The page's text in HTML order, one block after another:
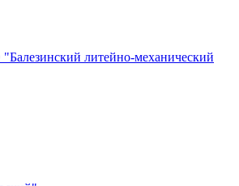
литейно-механический